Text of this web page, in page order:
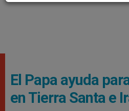
El Papa ayuda
en Tierra Santa e